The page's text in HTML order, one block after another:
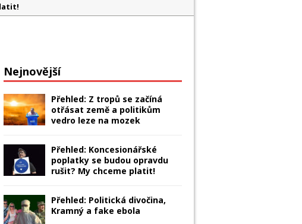
Nejnovější
Přehled: Z tropů se začíná
otřásat země a politikům
vedro leze na mozek
Přehled: Koncesionářské
poplatky se budou opravdu
rušit? My chceme platit!
Přehled: Politická divočina,
Kramný a fake ebola